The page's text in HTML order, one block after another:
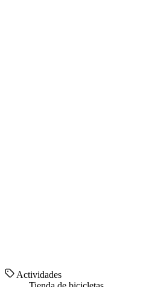
Actividades